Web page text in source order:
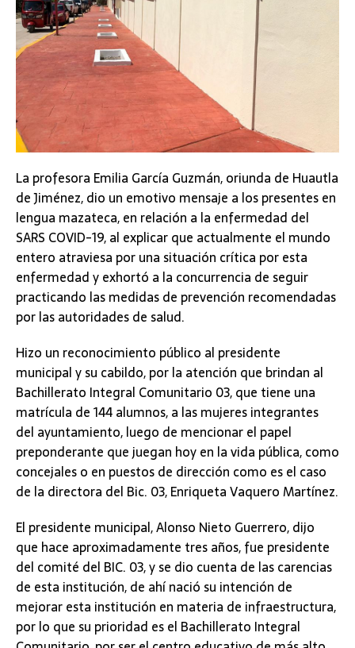
La profesora Emilia García Guzmán, oriunda de Huautla
de Jiménez, dio un emotivo mensaje a los presentes en
lengua mazateca, en relación a la enfermedad del
SARS COVID-19, al explicar que actualmente el mundo
entero atraviesa por una situación crítica por esta
enfermedad yexhortó a la concurrencia de seguir
practicando las medidas de prevención recomendadas
por las autoridades de salud.
Hizo un reconocimiento público al presidente
municipal y su cabildo, por la atención que brindan al
Bachillerato Integral Comunitario 03, que tiene una
matrícula de 144 alumnos, a las mujeres integrantes
del ayuntamiento, luego de mencionar el papel
preponderante que juegan hoy en la vida pública, como
concejales o en puestos de dirección como es el caso
de la directora del Bic. 03, Enriqueta Vaquero Martínez.
El presidente municipal, Alonso Nieto Guerrero, dijo
que hace aproximadamente tres años, fue presidente
del comité del BIC. 03, y se dio cuenta de las carencias
de esta institución, de ahí nació su intención de
mejorar esta institución en materia de infraestructura,
por lo que su prioridad es el Bachillerato Integral